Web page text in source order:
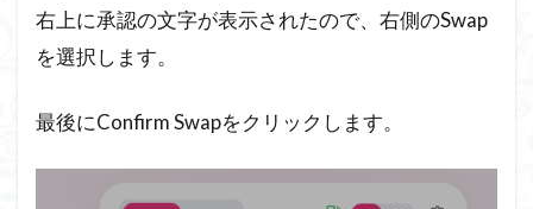
右上に承認の文字が表示されたので、右側のSwap
を選択します。
最後にConfirm Swapをクリックします。